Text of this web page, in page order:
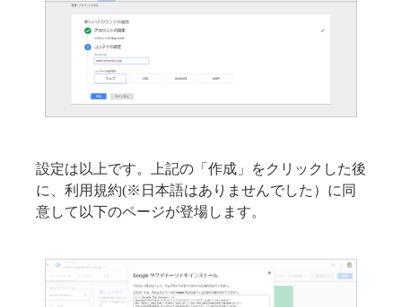
設定は以上です。上記の「作成」をクリックした後
に、利用規約(※日本語はありませんでした）に同
意して以下のページが登場します。